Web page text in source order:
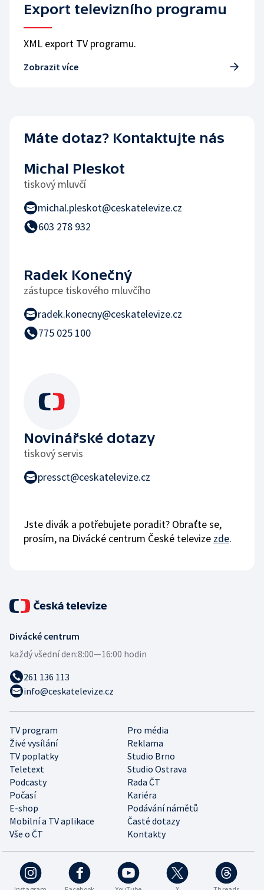
Export televizního programu
XML export TV programu.
Zobrazit více
Máte dotaz? Kontaktujte nás
Michal Pleskot
tiskový mluvčí
michal.pleskot@ceskatelevize.cz
603 278 932
Radek Konečný
zástupce tiskového mluvčího
radek.konecny@ceskatelevize.cz
775 025 100
Novinářské dotazy
tiskový servis
pressct@ceskatelevize.cz
Jste divák a potřebujete poradit? Obraťte se,
prosím, na Divácké centrum České televize zde.
Divácké centrum
každý všední den:8:00—16:00 hodin
261 136 113
info@ceskatelevize.cz
TV program
Pro média
Živé vysílání
Reklama
TV poplatky
Studio Brno
Teletext
Studio Ostrava
Podcasty
Rada ČT
Počasí
Kariéra
E-shop
Podávání námětů
Mobilní a TV aplikace
Časté dotazy
Vše o ČT
Kontakty